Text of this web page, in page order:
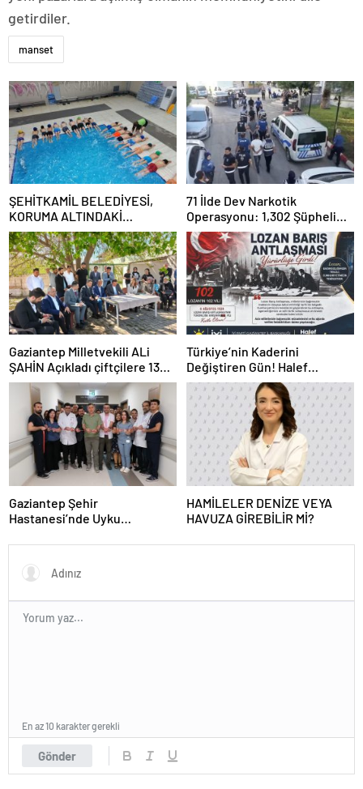
getirdiler.
manset
ŞEHİTKAMİL BELEDİYESİ,
KORUMA ALTINDAKİ
ÇOCUKLARI SPORLA
BULUŞTURUYOR
71 İlde Dev Narkotik
Operasyonu: 1,302 Şüpheli
Yakalandı, 844 Tutuklama
Gaziantep Milletvekili ALi
ŞAHİN Açıkladı çiftçilere 132
Milyon TL acil destek!
Türkiye’nin Kaderini
Değiştiren Gün! Halef
Bilgiç’ten Lozan’ın Yıl
Dönümünde Anlamlı Mesaj!
Gaziantep Şehir
Hastanesi’nde Uyku
Hizmete Açıldı
HAMİLELER DENİZE VEYA
HAVUZA GİREBİLİR Mİ?
Gönder
En az 10 karakter gerekli